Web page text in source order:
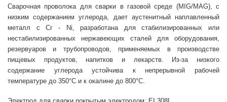
Сварочная проволока для сварки в газовой среде (MIG/MAG), с
низким содержанием углерода, дает аустенитный наплавленный
металл с Cr - Ni, разработана для стабилизированных или
нестабилизированных нержавеющих сталей для оборудования,
резервуаров и трубопроводов, применяемых в производстве
пищевых продуктов, напитков и лекарств. Из-за низкого
содержание углерода устойчива к непрерывной рабочей
температуре до 350°C и к окалине до 800°C.